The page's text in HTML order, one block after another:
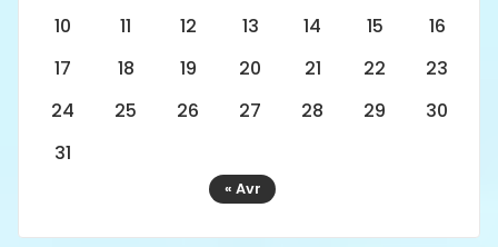
10
11 12 13 14 15
16
17
18 19 20 21 22
23
24
25 26 27 28 29
30
31
« Avr